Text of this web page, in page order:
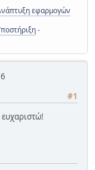
εφαρμογών
-
#1